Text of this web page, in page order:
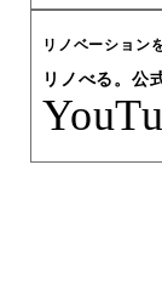
リノベーション
リノべる。公